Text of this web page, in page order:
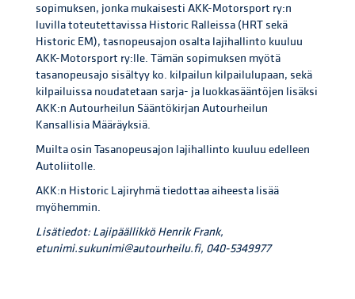
sopimuksen, jonka mukaisesti AKK-Motorsport ry:n
luvilla toteutettavissa Historic Ralleissa (HRT sekä
Historic EM), tasnopeusajon osalta lajihallinto kuuluu
AKK-Motorsport ry:lle. Tämän sopimuksen myötä
tasanopeusajo sisältyy ko. kilpailun kilpailulupaan, sekä
kilpailuissa noudatetaan sarja- ja luokkasääntöjen lisäksi
AKK:n Autourheilun Sääntökirjan Autourheilun
Kansallisia Määräyksiä.
Muilta osin Tasanopeusajon lajihallinto kuuluu edelleen
Autoliitolle.
AKK:n Historic Lajiryhmä tiedottaa aiheesta lisää
myöhemmin.
Lisätiedot: Lajipäällikkö Henrik Frank,
etunimi.sukunimi@autourheilu.fi, 040-5349977